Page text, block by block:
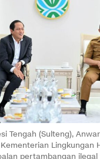
Tengah (Sulteng),
Lingkungan
pertambangan